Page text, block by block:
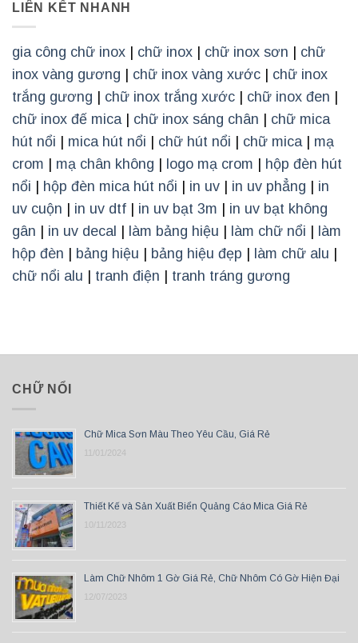
LIÊN KẾT NHANH
gia công chữ inox chữ inox chữ inox sơn
chữ
inox vàng gương
chữ inox vàng xước
chữ inox
trắng gương
chữ inox trắng xước chữ inox đen
chữ inox đế mica| chữ inox sáng chân
chữ mica
hút nổi
mica hút nổi chữ hút nổi chữ mica| mạ
crom
mạ chân không logo mạ crom
hộp đèn hút
nổi
hộp đèn mica hút nổi in uv in uv phẳng
in
uv cuộn
in uv dtf in uv bạt 3m
in uv bạt không
gân
in uv decal làm bảng hiệu làm chữ nổi
làm
hộp đèn
bảng hiệu bảng hiệu đẹp làm chữ alu
chữ nổi alu
tranh điện tranh tráng gương
CHỮ NỔI
Chữ Mica Sơn Màu Theo Yêu Cầu, Giá Rẻ
11/01/2024
Thiết Kế và Sản Xuất Biển Quảng Cáo Mica Giá Rẻ
10/11/2023
Làm Chữ Nhôm 1 Gờ Giá Rẻ, Chữ Nhôm Có Gờ Hiện Đại
12/07/2023